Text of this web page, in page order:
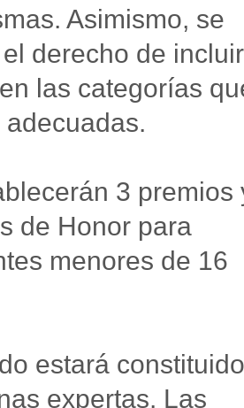
Asimismo, se
derecho de incluir
las categorías
3 premios
de Honor para
menores de 16
estará constituido
expertas. Las